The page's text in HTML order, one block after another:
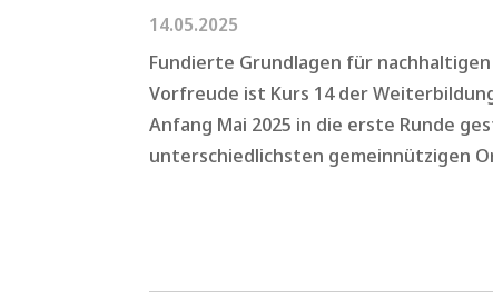
14.05.2025
Fundierte Grundlagen für
Vorfreude ist Kurs 14 der
Anfang Mai 2025 in die erste Runde
unterschiedlichsten gemeinnützigen